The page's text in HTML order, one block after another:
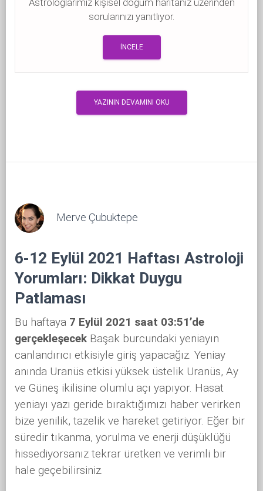
Astrologlarımız kişisel doğum haritanız üzerinden
sorularınızı yanıtlıyor.
İNCELE
YAZININ DEVAMINI OKU
Merve Çubuktepe
6-12 Eylül 2021 Haftası Astroloji
Yorumları: Dikkat Duygu
Patlaması
Bu haftaya 7 Eylül 2021 saat 03:51’de
gerçekleşecek Başak burcundaki yeniayın
canlandırıcı etkisiyle giriş yapacağız. Yeniay
anında Uranüs etkisi yüksek üstelik Uranüs, Ay
ve Güneş ikilisine olumlu açı yapıyor. Hasat
yeniayı yazı geride bıraktığımızı haber verirken
bize yenilik, tazelik ve hareket getiriyor. Eğer bir
süredir tıkanma, yorulma ve enerji düşüklüğü
hissediyorsanız tekrar üretken ve verimli bir
hale geçebilirsiniz.